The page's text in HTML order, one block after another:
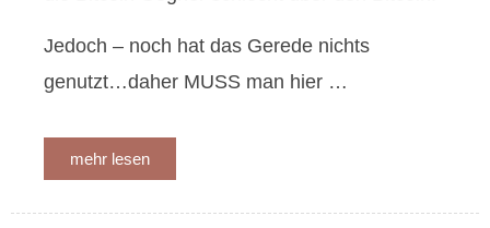
Jedoch – noch hat das Gerede nichts
genutzt…daher MUSS man hier …
mehr lesen